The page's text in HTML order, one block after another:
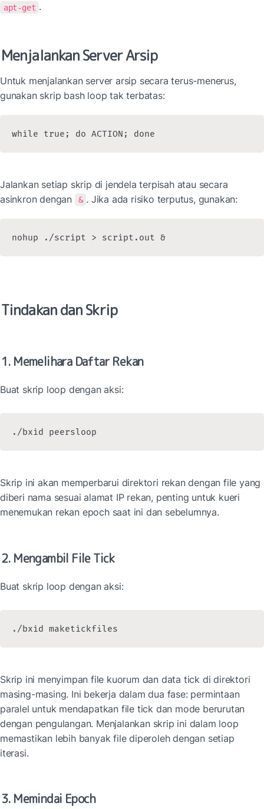
apt-get .
Menjalankan Server Arsip
Untuk menjalankan server arsip secara terus-menerus,
gunakan skrip bash loop tak terbatas:
while true; do ACTION; done
Jalankan setiap skrip di jendela terpisah atau secara
asinkron dengan
& . Jika ada risiko terputus, gunakan:
nohup ./script > script.out &
Tindakan dan Skrip
1. Memelihara Daftar Rekan
Buat skrip loop dengan aksi:
./bxid peersloop
Skrip ini akan memperbarui direktori rekan dengan file yang
diberi nama sesuai alamat IP rekan, penting untuk kueri
menemukan rekan epoch saat ini dan sebelumnya.
2. Mengambil File Tick
Buat skrip loop dengan aksi:
./bxid maketickfiles
Skrip ini menyimpan file kuorum dan data tick di direktori
masing-masing. Ini bekerja dalam dua fase: permintaan
paralel untuk mendapatkan file tick dan mode berurutan
dengan pengulangan. Menjalankan skrip ini dalam loop
memastikan lebih banyak file diperoleh dengan setiap
iterasi.
3. Memindai Epoch